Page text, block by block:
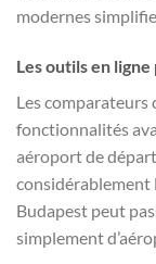
modernes
Les outils en
Les comparateurs
fonctionnalités
aéroport de
considérablement
Budapest peut
simplement